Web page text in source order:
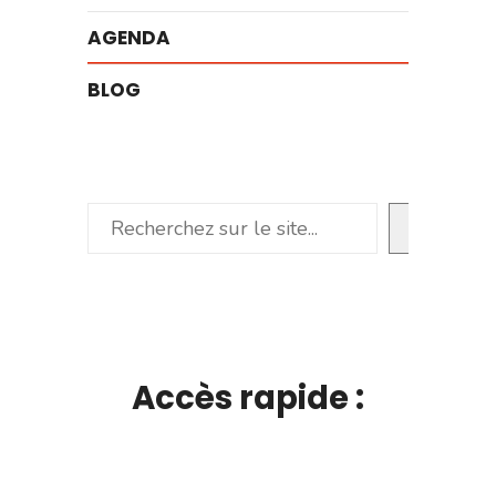
AGENDA
BLOG
Rechercher
Accès rapide :